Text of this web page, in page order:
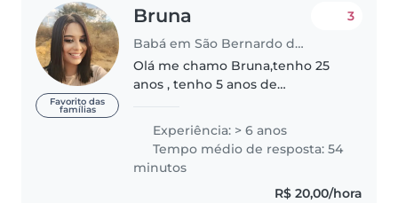
Favorito das
famílias
Bruna
Babá em São Bernardo do Campo
3
Olá me chamo Bruna,tenho 25
anos , tenho 5 anos de
profissão pois sou apaixonada
por crianças , sou cuidadosa ,
paciente e responsável,adoraria
cuidar do seu..
Experiência: > 6 anos
Tempo médio de resposta: 54
minutos
R$ 20,00/hora